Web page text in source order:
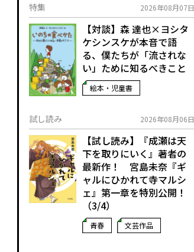
特集 2026年08月07日
【対談】森 達也×ヨシタ
ケシンスケが本音で語
る、僕たちが「流されな
い」ために知るべきこと
絵本・児童書
試し読み 2026年08月06日
【試し読み】『成瀬は天
下を取りにいく』著者の
最新作！ 宮島未奈『ギ
ャルにひかれて寺マルシ
ェ』第一章を特別公開！
（3/4）
青春 文芸作品